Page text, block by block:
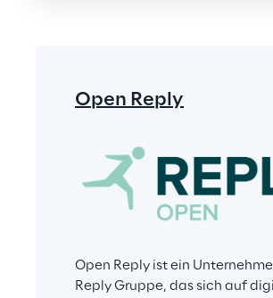
Open Reply
Open Reply ist ein
Reply Gruppe, das sich auf